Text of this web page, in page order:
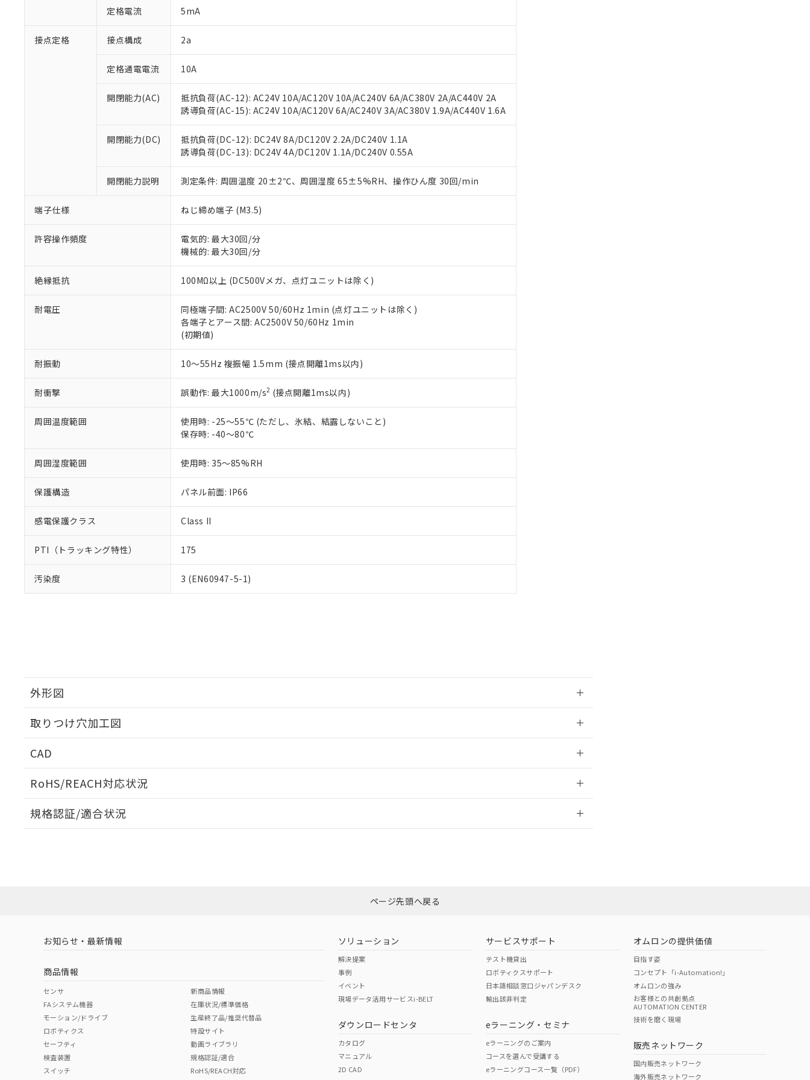
定格電流 5mA
接点定格 接点構成 2a
定格通電電流 10A
開閉能力(AC)
抵抗負荷(AC-12): AC24V 10A/AC120V 10A/AC240V 6A/AC380V 2A/AC440V 2A
誘導負荷(AC-15): AC24V 10A/AC120V 6A/AC240V 3A/AC380V 1.9A/AC440V 1.6A
開閉能力(DC)
抵抗負荷(DC-12): DC24V 8A/DC120V 2.2A/DC240V 1.1A
誘導負荷(DC-13): DC24V 4A/DC120V 1.1A/DC240V 0.55A
開閉能力説明 測定条件: 周囲温度 20±2℃、周囲湿度 65±5%RH、操作ひん度 30回/min
端子仕様 ねじ締め端子 (M3.5)
許容操作頻度
電気的: 最大30回/分
機械的: 最大30回/分
絶縁抵抗 100MΩ以上 (DC500Vメガ、点灯ユニットは除く)
耐電圧
同極端子間: AC2500V 50/60Hz 1min (点灯ユニットは除く)
各端子とアース間: AC2500V 50/60Hz 1min
(初期値)
耐振動 10～55Hz 複振幅 1.5mm (接点開離1ms以内)
耐衝撃 誤動作: 最大1000m/s2 (接点開離1ms以内)
周囲温度範囲
使用時: -25～55℃ (ただし、氷結、結露しないこと)
保存時: -40～80℃
周囲湿度範囲 使用時: 35～85%RH
保護構造 パネル前面: IP66
感電保護クラス Class II
PTI（トラッキング特性） 175
汚染度 3 (EN60947-5-1)
外形図
取りつけ穴加工図
CAD
RoHS/REACH対応状況
EU RoHS 注意事項・凡例
ダウンロードはこちら
中国 RoHS 注意事項・凡例
中国 RoHS表
Pb Hg Cr(VI)
O O
規格認証/適合状況
い。
正式な納期状況および標準価格はお客様のお取引先、またはお客様担当のオムロン制御機器販売店・
当社販売員にご相談ください。
オムロン制御機器販売店や当社販売拠点は「販売ネットワーク
」をご確認ください。
在庫状況および標準価格結果を当社の事前の承諾なく第三者に漏洩または開示しないようお願いしま
す。
マイパーツ機能（部品リスト作成サービス）をご利用いただくには、I-Webメンバーズにご登録され
お客様が当ウェブサイト上で当社にご登録された部品リストについて、当社および当社の共同利用者
が、当社の製品・サービスに関するお客様との取引・商談に必要な範囲で利用することをご了承くだ
さい。
※当社の共同利用者とは、"個人情報の共同利用に関して"
の「1.共同利用者の範囲」に記載されて
いる法人を指します。
但し、RoHS指令で産業用監視および制御機器に対する適用除外項目は除く。
※2 対応予定月
部品在庫の切り替え状況などにより、予定月が前後することがあります。
※3 非含有証明書ダウンロード
下記の非含有証明書をダウンロードすることができます。
EU RoHS指令（10物質）の非含有証明書
51物質の非含有証明書（当社基準）
※本証明書は発行日時点で非含有を証明するもので、過去に遡って非含有を証明するものではありません。
また、RoHS指令のフタル酸エステル類４物質の対応では、対応完了までの期間は出荷製品に未対応品が
混在することから備考欄に対応日を記載しておりました。
既に当社にて対応品への在庫切替を完了していることから、特段のことがない限り、2022年1月12日よ
り割愛しております。
「○」：最大均質材料含有率が中国RoHSの基準値以下であることを示します。
「×」：最大均質材料含有率が中国RoHSの基準値を超えていることを示します。
*中国RoHS10物質の基準値 (GB/T26572)：
Pb(鉛) :1000ppm、 Hg(水銀) : 1000ppm、 Cd(カドミウム) : 100ppm、
Cr(Ⅵ)(六価クロム) : 1000ppm、 PBBs(ポリ臭化ビフェニル類) : 1000ppm、 PBDEs(ポリ臭化ジフェニルエーテル類) : 1000ppm、
DBP(フタル酸ジブチル) : 1000ppm、 DIBP(フタル酸ジイソブチル) : 1000ppm、 BBP(フタル酸ブチルベンジル) : 1000ppm、
DEHP(フタル酸ビス(2-エチルヘキシル)) : 1000ppm
※2 環境保護使用期限
「ｅ」：有害物質（10物質）のすべてが基準値以下であることを示します。
「10」：通常の使用状況下において有害物質が外部に漏えいし、環境に深刻な影響を及ぼさない年数を意
味します。
当社は、これら貴社製品のうち、外国為替および外国貿易法に定める商品（以下｢規制貨物等」とい
当社は貴社製品を、核兵器、ミサイル、化学兵器、生物兵器またはその他武器並びにこれらの製造装
置等に一切使用いたしません。
当社は、貴社製品を第三者に販売する場合は、上記1、2および3の内容を当該第三者に通知します。
また当社は、販売先および販売に係わる関係者が違法に輸出するおそれがある場合は、取り引きをい
たしません。
号
○ 一定数以上の在庫あり
△ 一定数には満たないが在庫あり
－
在庫なし(最新の在庫状況については、お客様のお取引先、またはお客様担当のオムロン制御
機器販売店・当社販売員にご確認ください)
空
白
受注生産機種、また在庫状況の情報を公開していない機種
ページ先頭へ戻る
お知らせ・最新情報
商品情報
センサ
FAシステム機器
モーション/ドライブ
ロボティクス
セーフティ
検査装置
スイッチ
新商品情報
在庫状況/標準価格
生産終了品/推奨代替品
特設サイト
動画ライブラリ
規格認証/適合
RoHS/REACH対応
ソリューション
解決提案
事例
イベント
現場データ活用サービスi-BELT
ダウンロードセンタ
カタログ
マニュアル
2D CAD
サービスサポート
テスト機貸出
ロボティクスサポート
日本語相談窓口ジャパンデスク
輸出該非判定
eラーニング・セミナ
eラーニングのご案内
コースを選んで受講する
eラーニングコース一覧（PDF）
オムロンの提供価値
目指す姿
コンセプト「i-Automation!」
オムロンの強み
お客様との共創拠点
AUTOMATION CENTER
技術を磨く現場
販売ネットワーク
国内販売ネットワーク
海外販売ネットワーク